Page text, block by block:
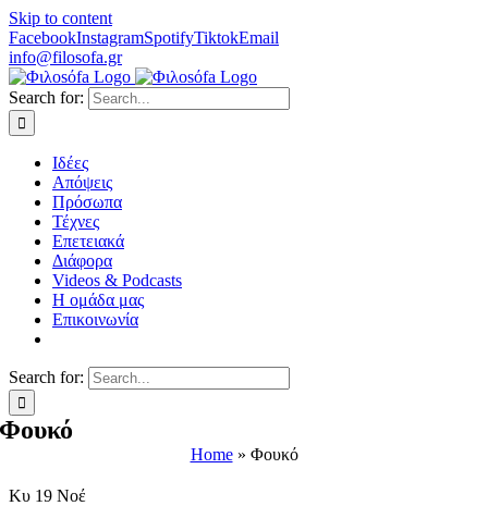
Skip to content
FacebookInstagramSpotifyTiktokEmail
info@filosofa.gr
Search for:
Ιδέες
Απόψεις
Πρόσωπα
Τέχνες
Επετειακά
Διάφορα
Videos & Podcasts
Η ομάδα μας
Επικοινωνία
Search for:
Φουκό
Home» Φουκό
Κυ 19 Νοέ